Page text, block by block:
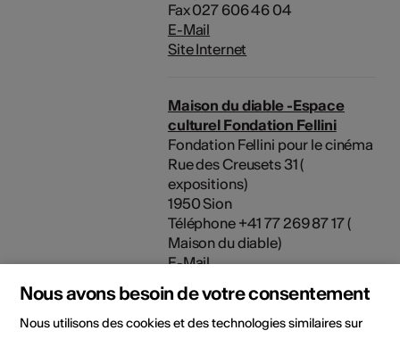
Fax 027 606 46 04
E-Mail
Site Internet
Maison du diable -Espace
culturel Fondation Fellini
Fondation Fellini pour le cinéma
Rue des Creusets 31 (
expositions)
1950 Sion
Téléphone +41 77 269 87 17 (
Maison du diable)
E-Mail
Site Internet
Nous avons besoin de votre consentement
Nous utilisons des cookies et des technologies similaires sur